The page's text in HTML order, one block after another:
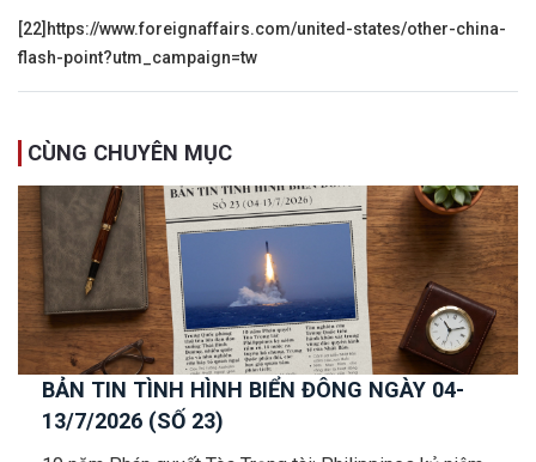
[22] https://www.foreignaffairs.com/united-states/other-china-
flash-point?utm_campaign=tw
CÙNG CHUYÊN MỤC
BẢN TIN TÌNH HÌNH BIỂN ĐÔNG NGÀY 04-
13/7/2026 (SỐ 23)